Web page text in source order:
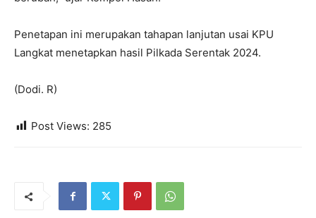
Penetapan ini merupakan tahapan lanjutan usai KPU
Langkat menetapkan hasil Pilkada Serentak 2024.
(Dodi. R)
Post Views: 285